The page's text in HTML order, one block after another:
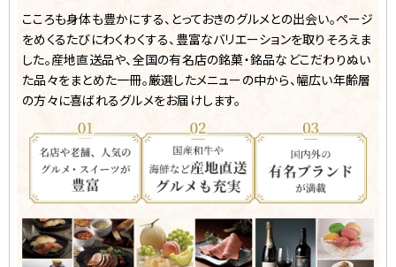
こころも身体も豊かにする、とっておきのグルメとの出会い。ページ
をめくるたびにわくわくする、豊富なバリエーションを取りそろえま
した。産地直送品や、全国の有名店の銘菓・銘品などこだわりぬい
た品々をまとめた一冊。厳選したメニューの中から、幅広い年齢層
の方々に喜ばれるグルメをお届けします。